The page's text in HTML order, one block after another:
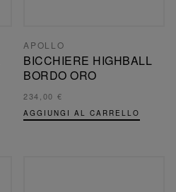
APOLLO
BICCHIERE HIGHBALL
BORDO ORO
234,00 €
AGGIUNGI AL CARRELLO